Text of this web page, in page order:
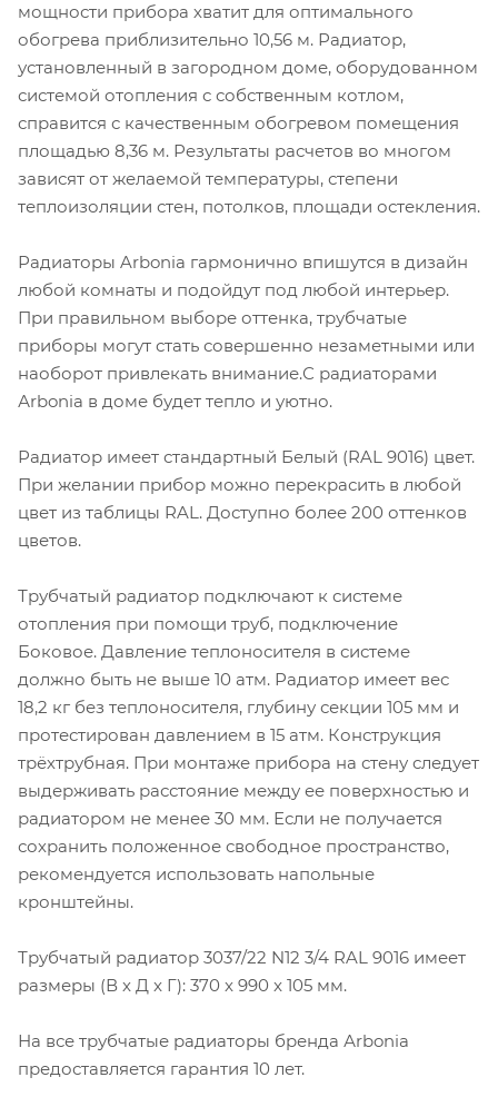
мощности прибора хватит для оптимального
обогрева приблизительно 10,56 м. Радиатор,
установленный в загородном доме, оборудованном
системой отопления с собственным котлом,
справится с качественным обогревом помещения
площадью 8,36 м. Результаты расчетов во многом
зависят от желаемой температуры, степени
теплоизоляции стен, потолков, площади остекления.
Радиаторы Arbonia гармонично впишутся в дизайн
любой комнаты и подойдут под любой интерьер.
При правильном выборе оттенка, трубчатые
приборы могут стать совершенно незаметными или
наоборот привлекать внимание.С радиаторами
Аrbonia в доме будет тепло и уютно.
Радиатор имеет стандартный Белый (RAL 9016) цвет.
При желании прибор можно перекрасить в любой
цвет из таблицы RAL. Доступно более 200 оттенков
цветов.
Трубчатый радиатор подключают к системе
отопления при помощи труб, подключение
Боковое. Давление теплоносителя в системе
должно быть не выше 10 атм. Радиатор имеет вес
18,2 кг без теплоносителя, глубину секции 105 мм и
протестирован давлением в 15 атм. Конструкция
трёхтрубная. При монтаже прибора на стену следует
выдерживать расстояние между ее поверхностью и
радиатором не менее 30 мм. Если не получается
сохранить положенное свободное пространство,
рекомендуется использовать напольные
кронштейны.
Трубчатый радиатор 3037/22 N12 3/4 RAL 9016 имеет
размеры (В x Д x Г): 370 x 990 x 105 мм.
На все трубчатые радиаторы бренда Аrbonia
предоставляется гарантия 10 лет.